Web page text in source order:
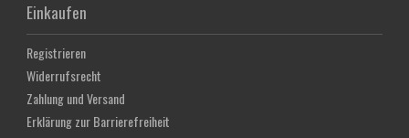
Einkaufen
Registrieren
Widerrufsrecht
Zahlung und Versand
Erklärung zur Barrierefreiheit